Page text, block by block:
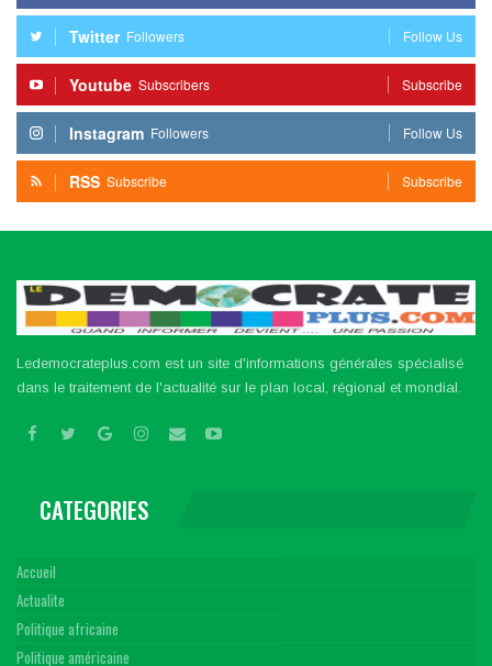
Twitter Followers Follow Us
Youtube Subscribers Subscribe
Instagram Followers Follow Us
RSS Subscribe Subscribe
Ledemocrateplus.com est un site d'informations générales spécialisé
dans le traitement de l'actualité sur le plan local, régional et mondial.
CATEGORIES
Accueil
Actualite
Politique africaine
Politique américaine